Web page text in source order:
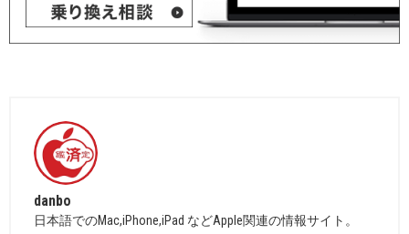
danbo
日本語でのMac,iPhone,iPad などApple関連の情報サイト。